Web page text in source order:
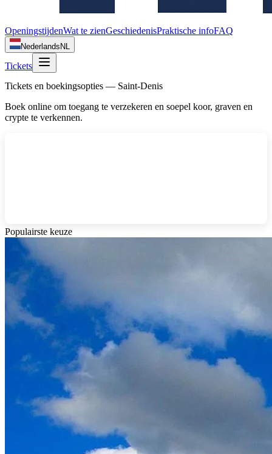
OpeningstijdenWat te zienGeschiedenisPraktische infoFAQ
Nederlands NL
Tickets
Tickets en boekingsopties — Saint‑Denis
Boek online om toegang te verzekeren en soepel koor, graven en
crypte te verkennen.
Populairste keuze